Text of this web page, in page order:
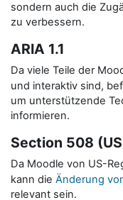
sondern auch die
zu verbessern.
ARIA 1.1
Da viele Teile der
und interaktiv sind,
um unterstützende
informieren.
Section 508
Da Moodle von US-
kann die Änderung
relevant sein.